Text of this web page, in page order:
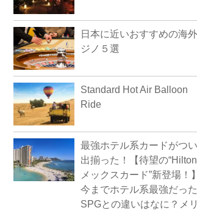
日本に近いおすすめの海
ジノ５選
Standard Hot Air Balloon
Ride
最強ホテル系カードがつ
出揃った！【待望の
メックスカード”新登場！】
今までホテル系最強だった
SPGとの違いはなに？メ